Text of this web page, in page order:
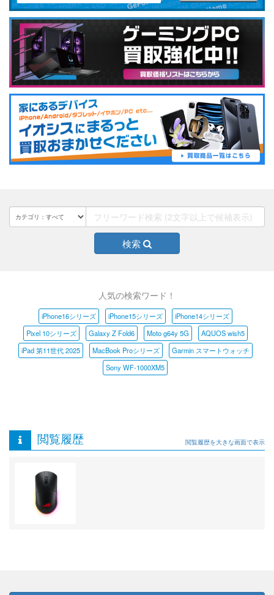
検索
人気の検索ワード！
iPhone16シリーズ iPhone15シリーズ
iPhone14シリーズ
Pixel 10シリーズ
Galaxy Z Fold6 Moto g64y 5G
AQUOS wish5
iPad 第11世代 2025
MacBook Proシリーズ
Garmin スマートウォッチ
Sony WF-1000XM5
閲覧履歴 閲覧履歴を大きな画面で表示